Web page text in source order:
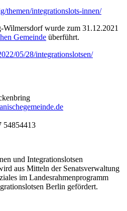
themen/integrationslots-innen/
wurde zum 31.12.2021
Gemeinde überführt.
05/28/integrationslotsen/
54854413
und Integrationslotsen
aus Mitteln der Senatsverwaltung
im Landesrahmenprogramm
Berlin gefördert.